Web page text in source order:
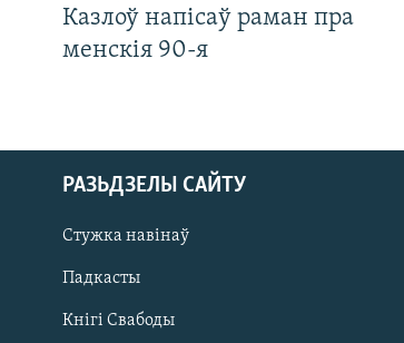
Казлоў напісаў раман пра
менскія 90-я
РАЗЬДЗЕЛЫ САЙТУ
Стужка навінаў
Падкасты
Кнігі Свабоды